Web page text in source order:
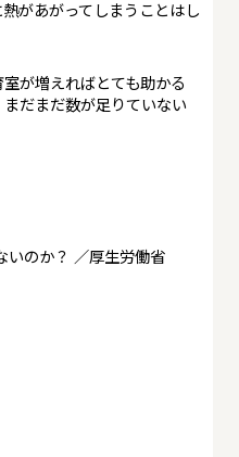
があがってしまうことはし
が増えればとても助かる
だまだ数が足りていない
いのか？ ／厚生労働省